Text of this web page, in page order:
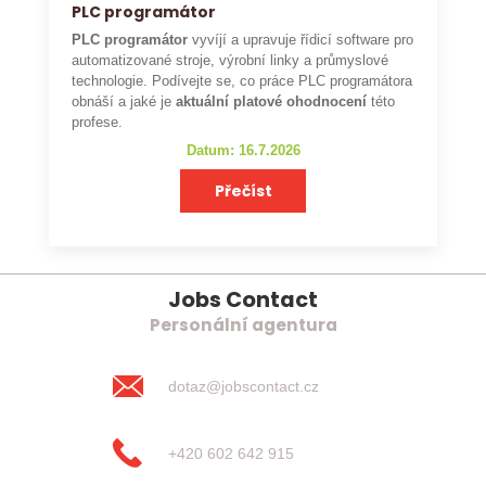
PLC programátor
PLC programátor vyvíjí a upravuje řídicí software pro
automatizované stroje, výrobní linky a průmyslové
technologie. Podívejte se, co práce PLC programátora
obnáší a jaké je aktuální platové ohodnocení této
profese.
Datum: 16.7.2026
Přečíst
Jobs Contact
Personální agentura
dotaz@jobscontact.cz
+420 602 642 915